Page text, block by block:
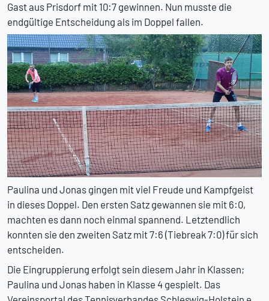
Gast aus Prisdorf mit 10:7 gewinnen. Nun musste die
endgültige Entscheidung als im Doppel fallen.
Paulina und Jonas gingen mit viel Freude und Kampfgeist
in dieses Doppel. Den ersten Satz gewannen sie mit 6:0,
machten es dann noch einmal spannend. Letztendlich
konnten sie den zweiten Satz mit 7:6 (Tiebreak 7:0) für sich
entscheiden.
Die Eingruppierung erfolgt sein diesem Jahr in Klassen;
Paulina und Jonas haben in Klasse 4 gespielt. Das